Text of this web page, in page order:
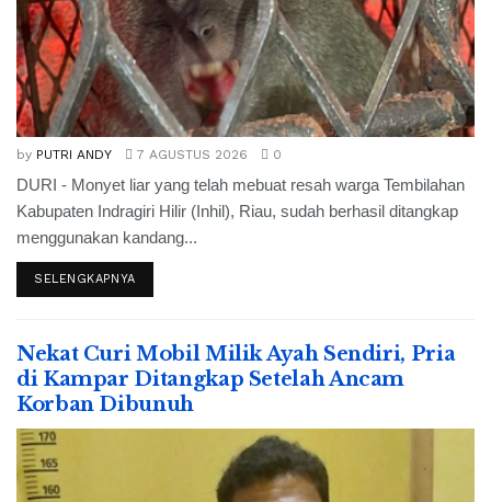
by PUTRI ANDY 7 AGUSTUS 2026 0
DURI - Monyet liar yang telah mebuat resah warga Tembilahan
Kabupaten Indragiri Hilir (Inhil), Riau, sudah berhasil ditangkap
menggunakan kandang...
SELENGKAPNYA
Nekat Curi Mobil Milik Ayah Sendiri, Pria
di Kampar Ditangkap Setelah Ancam
Korban Dibunuh